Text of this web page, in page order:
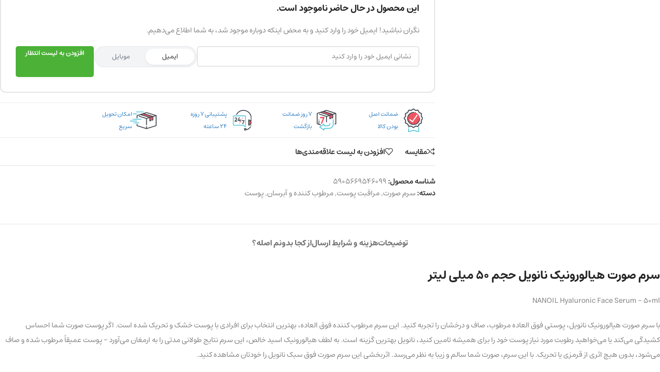
این محصول در حال حاضر ناموجود است.
نگران نباشید! ایمیل خود را وارد کنید و به محض اینکه دوباره موجود شد، به شما اطلاع می‌دهیم.
ایمیل موبایل افزودن به لیست انتظار
ضمانت اصل
بودن کالا
۷ روز ضمانت
بازگشت
پشتیبانی ۷ روزه
۲۴ ساعته
امکان تحویل
سریع
مقایسه افزودن به لیست علاقه‌مندی‌ها
شناسه محصول:5905669546099
دسته:سرم صورت,مراقبت پوست,مرطوب کننده و آبرسان,پوست
توضیحاتهزینه و شرایط ارسالاز کجا بدونم اصله؟
سرم صورت هیالورونیک نانویل حجم 50 میلی لیتر
NANOIL Hyaluronic Face Serum – 50ml
با سرم صورت هیالورونیک نانویل، پوستی فوق العاده مرطوب، صاف و درخشان را تجربه کنید. این سرم مرطوب کننده فوق العاده، بهترین انتخاب برای افرادی با پوست خشک و تحریک شده است. اگر پوست صورت شما احساس
کشیدگی می‌کند یا می‌خواهید رطوبت مورد نیاز پوست خود را برای همیشه تامین کنید، نانویل بهترین گزینه است. به لطف هیالورونیک اسید خالص، این سرم نتایج طولانی مدتی را به ارمغان می‌آورد – پوست عمیقاً مرطوب شده و صاف
می‌شود، بدون هیچ اثری از قرمزی یا تحریک. با این سرم، صورت شما سالم و زیبا به نظر می‌رسد. اثربخشی این سرم صورت فوق سبک نانویل را خودتان مشاهده کنید.